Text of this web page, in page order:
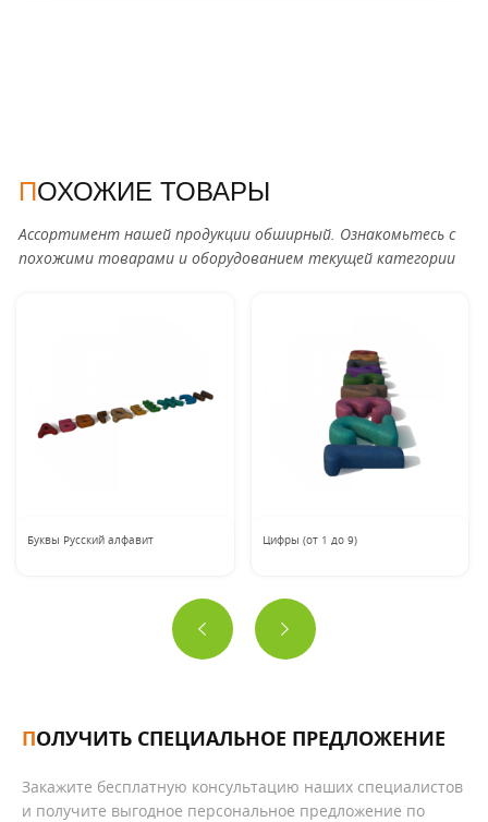
ПОХОЖИЕ ТОВАРЫ
Ассортимент нашей продукции обширный. Ознакомьтесь с
похожими товарами и оборудованием текущей категории
Буквы Русский алфавит Цифры (от 1 до 9)
ПОЛУЧИТЬ СПЕЦИАЛЬНОЕ ПРЕДЛОЖЕНИЕ
Закажите бесплатную консультацию наших специалистов
и получите выгодное персональное предложение по